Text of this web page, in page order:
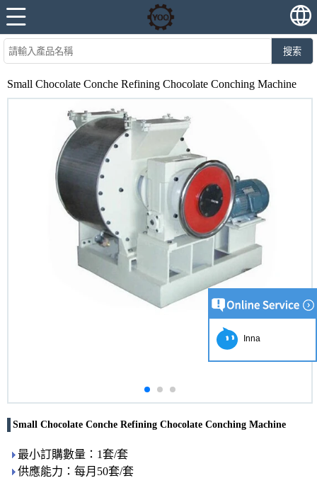
搜索
Small Chocolate Conche Refining Chocolate Conching Machine
Small Chocolate Conche Refining Chocolate Conching Machine
最小訂購數量：1套/套
供應能力：每月50套/套
Inna